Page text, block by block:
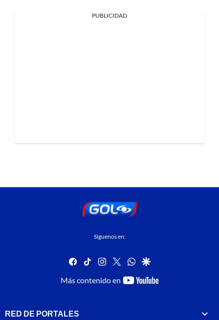
PUBLICIDAD
Síguenos en:
facebook
tiktok instagram
twitterwhatsapp
google
Más contenido en
youtube-
RED DE PORTALES